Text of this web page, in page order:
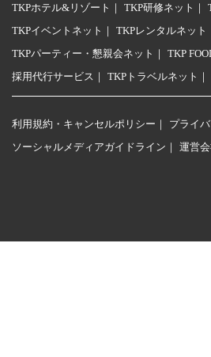
TKPホテル&リゾート
TKP研修ネット
TKPイベントネット
TKPレンタルネット
TKPパーティー・懇親会ネット
TKP
採用代行サービス
TKPトラベルネット
利用規約・キャンセルポリシー
プライ
ソーシャルメディアガイドライン
運営